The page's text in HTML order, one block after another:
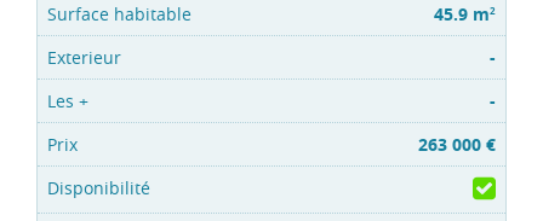
45.9 m2
-
-
263 000 €